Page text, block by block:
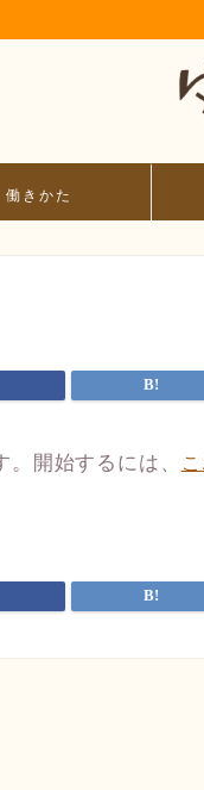
働きかた
開始するには、 こ